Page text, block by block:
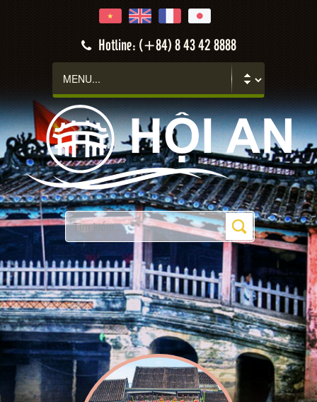
Hotline: (+84) 8 43 42 8888